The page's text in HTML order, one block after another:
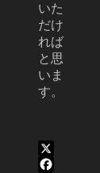
いた
だけ
れば
と思
いま
す。